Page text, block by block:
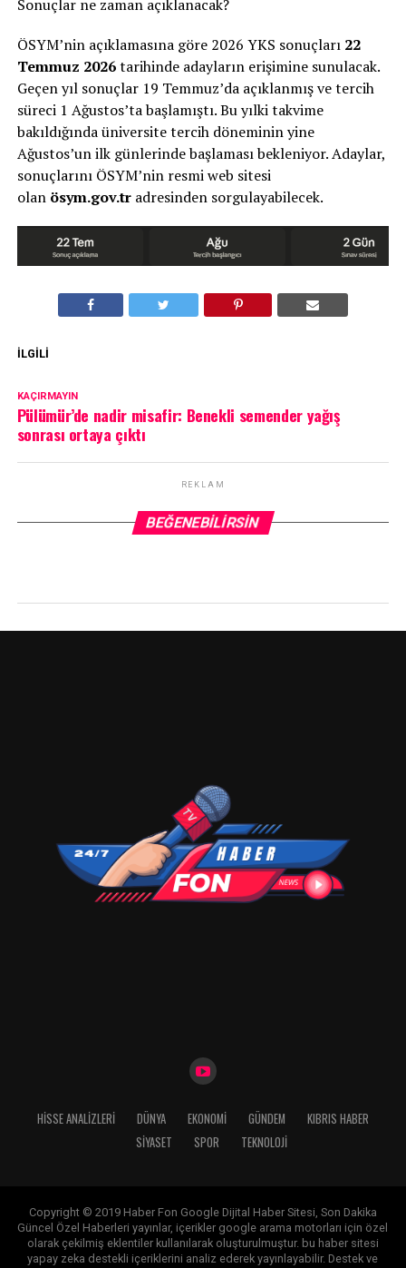
Sonuçlar ne zaman açıklanacak?
ÖSYM’nin açıklamasına göre 2026 YKS sonuçları 22
Temmuz 2026tarihinde adayların erişimine sunulacak.
Geçen yıl sonuçlar 19 Temmuz’da açıklanmış ve tercih
süreci 1 Ağustos’ta başlamıştı. Bu yılki takvime
bakıldığında üniversite tercih döneminin yine
Ağustos’un ilk günlerinde başlaması bekleniyor. Adaylar,
sonuçlarını ÖSYM’nin resmi web sitesi
olan ösym.gov.tradresinden sorgulayabilecek.
İLGILI
KAÇIRMAYIN
Pülümür’de nadir misafir: Benekli semender yağış
sonrası ortaya çıktı
REKLAM
BEĞENEBILIRSIN
HISSE ANALIZLERI DÜNYA EKONOMİ GÜNDEM
KIBRIS HABER
SİYASET
SPOR TEKNOLOJİ
Copyright © 2019 Haber Fon Google Dijital Haber Sitesi, Son Dakika
Güncel Özel Haberleri yayınlar, içerikler google arama motorları için özel
olarak çekilmiş eklentiler kullanılarak oluşturulmuştur. bu haber sitesi
yapay zeka destekli içeriklerini analiz ederek yayınlayabilir. Destek ve